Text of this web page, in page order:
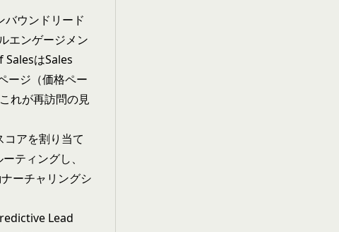
バウンドリード
エンゲージメン
SalesはSales
ージ（価格ペー
れが再訪問の見
アを割り当て
ティングし、
ーチャリングシ
Lead